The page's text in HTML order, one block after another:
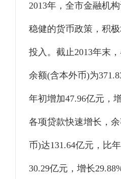
2013年，全市金融机
稳健的货币政策，积
投入。截止2013年末
余额(含本外币)为
年初增加47.96亿元，
各项贷款快速增长，
币)达131.64亿元，比
30.29亿元，增长